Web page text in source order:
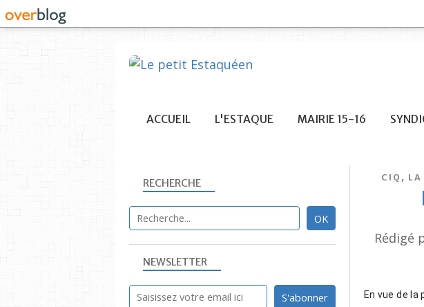
ACCUEIL L'ESTAQUE MAIRIE 15-16
CIQ , LA
Rédigé
En vue de la
NEWSLETTER
RECHERCHE